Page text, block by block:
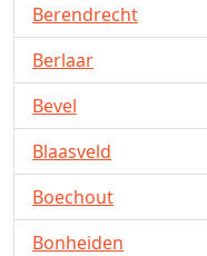
Berendrecht
Berlaar
Bevel
Blaasveld
Boechout
Bonheiden